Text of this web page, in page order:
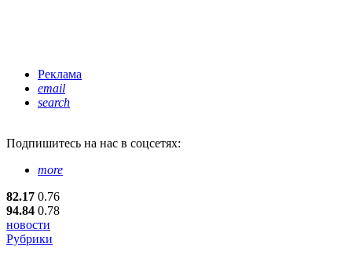
Реклама
email
search
Подпишитесь на нас в соцсетях:
more
82.17 0.76
94.84 0.78
новости
Рубрики